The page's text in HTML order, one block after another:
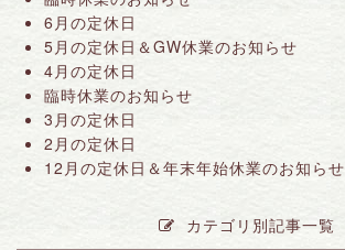
6月の定休日
5月の定休日＆GW休業のお知らせ
4月の定休日
臨時休業のお知らせ
3月の定休日
2月の定休日
12月の定休日＆年末年始休業のお知らせ
カテゴリ別記事一覧